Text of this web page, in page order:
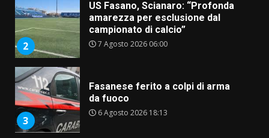
2
US Fasano, Scianaro: “Profonda
amarezza per esclusione dal
campionato di calcio”
7 Agosto 2026 06:00
3
Fasanese ferito a colpi di arma
da fuoco
6 Agosto 2026 18:13